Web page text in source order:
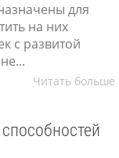
для
на них
с развитой
Читать больше